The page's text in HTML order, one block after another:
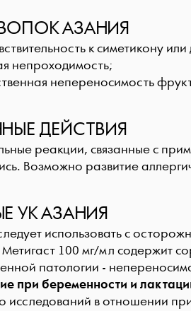
к симетикону
непроходимость;
непереносимость
ДЕЙСТВИЯ
реакции, связанные с
Возможно развитие
УКАЗАНИЯ
использовать с
100 мг/мл содержит
патологии -
при беременности и
исследований в отношении